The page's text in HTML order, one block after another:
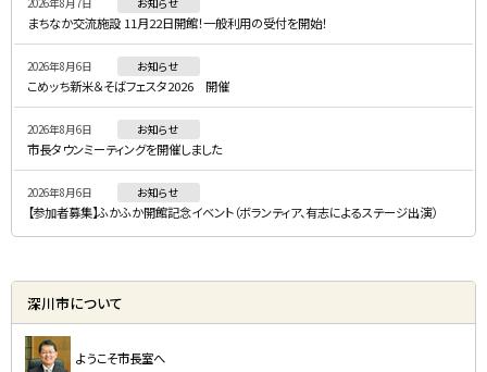
メ
ニ
ュ
ー
2026年8月7日 お知らせ
まちなか交流施設 11月22日開館！一般利用の受付を開始！
2026年8月6日 お知らせ
こめッち新米＆そばフェスタ2026 開催
2026年8月6日 お知らせ
市長タウンミーティングを開催しました
2026年8月6日 お知らせ
【参加者募集】ふかふか開館記念イベント（ボランティア、有志によるステージ出演）
深川市について
ようこそ市長室へ